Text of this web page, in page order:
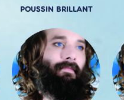
POUSSIN BRILLANT